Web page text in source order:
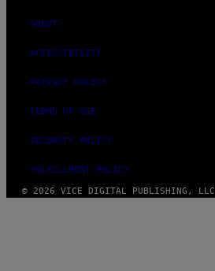
ABOUT
ACCESSIBILITY
PRIVACY POLICY
TERMS OF USE
SECURITY POLICY
FULFILLMENT POLICY
© 2026 VICE DIGITAL PUBLISHING, LLC